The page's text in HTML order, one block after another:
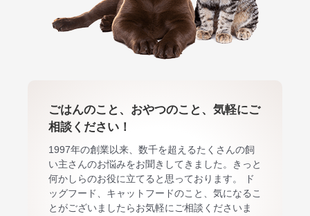
ごはんのこと、おやつのこと、気軽にご
相談ください！
1997年の創業以来、数千を超えるたくさんの飼
い主さんのお悩みをお聞きしてきました。きっと
何かしらのお役に立てると思っております。 ド
ッグフード、キャットフードのこと、気になるこ
とがございましたらお気軽にご相談くださいま